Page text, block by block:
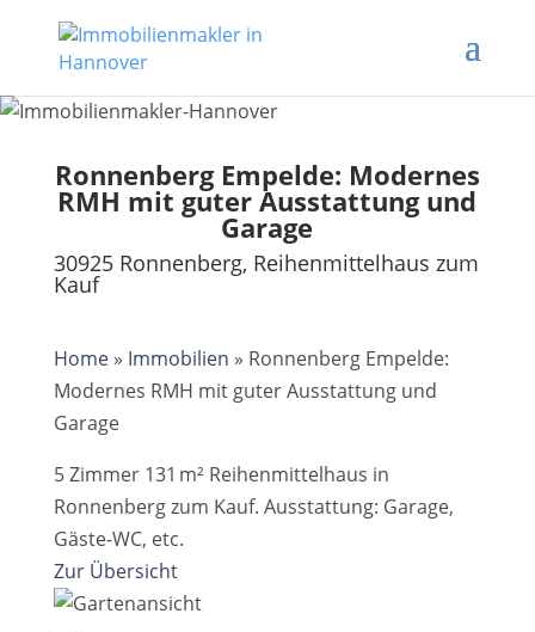
Ronnenberg Empelde: Modernes
RMH mit guter Ausstattung und
Garage
30925 Ronnenberg, Reihenmittelhaus zum
Kauf
Home» Immobilien » Ronnenberg Empelde:
Modernes RMH mit guter Ausstattung und
Garage
5 Zimmer 131 m² Reihenmittelhaus in
Ronnenberg zum Kauf. Ausstattung: Garage,
Gäste-WC, etc.
Zur Übersicht